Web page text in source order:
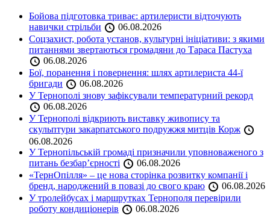
Бойова підготовка триває: артилеристи відточують
навички стрільби
06.08.2026
Соцзахист, робота установ, культурні ініціативи: з якими
питаннями звертаються громадяни до Тараса Пастуха
06.08.2026
Бої, поранення і повернення: шлях артилериста 44-ї
бригади
06.08.2026
У Тернополі знову зафіксували температурний рекорд
06.08.2026
У Тернополі відкриють виставку живопису та
скульптури закарпатського подружжя митців Корж
06.08.2026
У Тернопільській громаді призначили уповноваженого з
питань безбар’єрності
06.08.2026
«ТернОпілля» – це нова сторінка розвитку компанії і
бренд, народжений в повазі до свого краю
06.08.2026
У тролейбусах і маршрутках Тернополя перевірили
роботу кондиціонерів
06.08.2026